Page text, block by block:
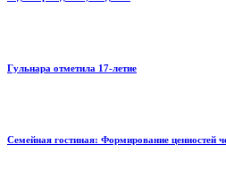
Гульнара отметила 17‑летие
Семейная гостиная: Формирование ценностей